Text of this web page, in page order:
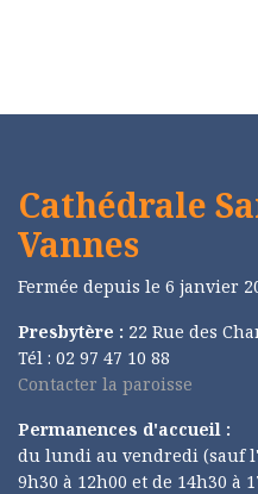
Cathédrale
Vannes
Fermée depuis le 6 janvier
Presbytère : 22 Rue des
Tél : 02 97 47 10 88
Contacter la paroisse
Permanences d'accueil :
du lundi au vendredi (sauf
9h30 à 12h00 et de 14h30 à